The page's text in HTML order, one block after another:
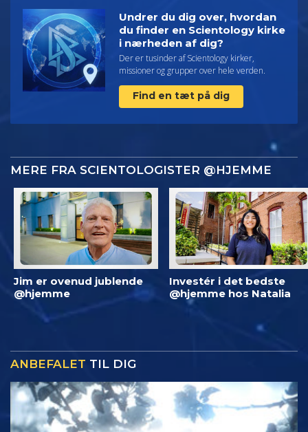
Undrer du dig over, hvordan
du finder en Scientology kirke
i nærheden af dig?
Der er tusinder af Scientology kirker,
missioner og grupper over hele verden.
Find en tæt på dig
MERE FRA SCIENTOLOGISTER @HJEMME
Jim er ovenud jublende
@hjemme
Investér i det bedste
@hjemme hos Natalia
ANBEFALET TIL DIG